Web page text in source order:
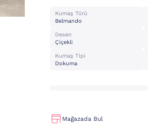
Kumaş Türü
Belmando
Desen
Çiçekli
Kumaş Tipi
Dokuma
Mağazada Bul